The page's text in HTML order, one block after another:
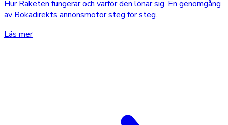
Hur Raketen fungerar och varför den lönar sig. En genomgång
av Bokadirekts annonsmotor steg för steg.
Läs mer